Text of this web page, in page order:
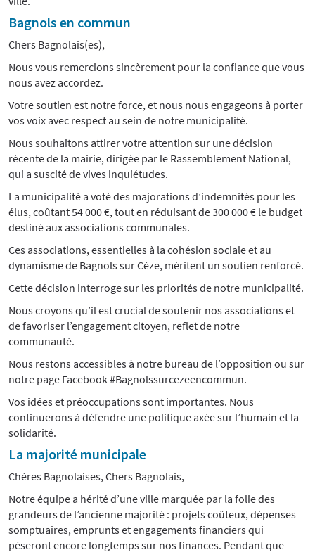
Bagnols en commun
Chers Bagnolais(es),
Nous vous remercions sincèrement pour la confiance que vous
nous avez accordez.
Votre soutien est notre force, et nous nous engageons à porter
vos voix avec respect au sein de notre municipalité.
Nous souhaitons attirer votre attention sur une décision
récente de la mairie, dirigée par le Rassemblement National,
qui a suscité de vives inquiétudes.
La municipalité a voté des majorations d’indemnités pour les
élus, coûtant 54 000 €, tout en réduisant de 300 000 € le budget
destiné aux associations communales.
Ces associations, essentielles à la cohésion sociale et au
dynamisme de Bagnols sur Cèze, méritent un soutien renforcé.
Cette décision interroge sur les priorités de notre municipalité.
Nous croyons qu’il est crucial de soutenir nos associations et
de favoriser l’engagement citoyen, reflet de notre
communauté.
Nous restons accessibles à notre bureau de l’opposition ou sur
notre page Facebook #Bagnolssurcezeencommun.
Vos idées et préoccupations sont importantes. Nous
continuerons à défendre une politique axée sur l’humain et la
solidarité.
La majorité municipale
Chères Bagnolaises, Chers Bagnolais,
Notre équipe a hérité d’une ville marquée par la folie des
grandeurs de l’ancienne majorité : projets coûteux, dépenses
somptuaires, emprunts et engagements financiers qui
pèseront encore longtemps sur nos finances. Pendant que